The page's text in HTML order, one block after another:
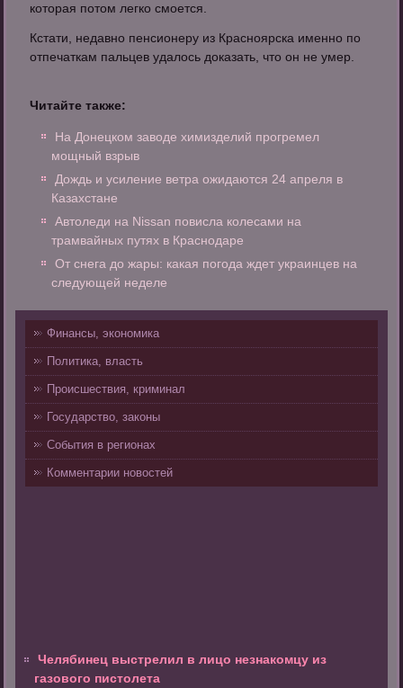
которая потом легко смоется.
Кстати, недавно пенсионеру из Красноярска именно по
отпечаткам пальцев удалось доказать, что он не умер.
Читайте также:
На Донецком заводе химизделий прогремел
мощный взрыв
Дождь и усиление ветра ожидаются 24 апреля в
Казахстане
Автоледи на Nissan повисла колесами на
трамвайных путях в Краснодаре
От снега до жары: какая погода ждет украинцев на
следующей неделе
Финансы, экономика
Политика, власть
Происшествия, криминал
Государство, законы
События в регионах
Комментарии новостей
Челябинец выстрелил в лицо незнакомцу из
газового пистолета